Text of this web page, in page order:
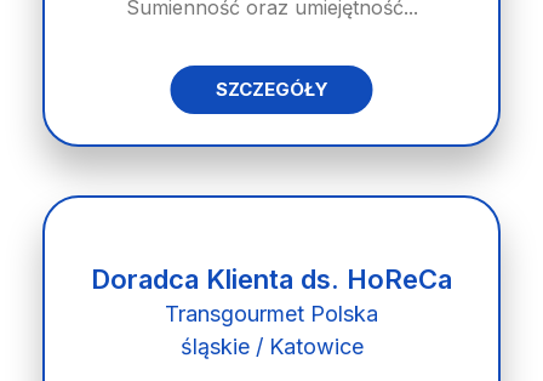
Sumienność oraz umiejętność...
SZCZEGÓŁY
Doradca Klienta ds. HoReCa
Transgourmet Polska
śląskie / Katowice